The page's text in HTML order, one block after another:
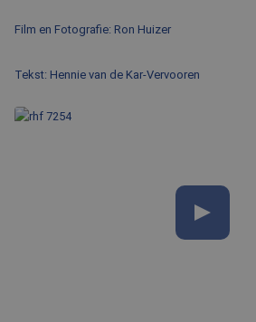
Film en Fotografie: Ron Huizer
Tekst: Hennie van de Kar-Vervooren